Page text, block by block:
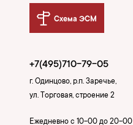
Схема ЭСМ
+7(495)710-79-05
г. Одинцово, р.п. Заречье,
ул. Торговая, строение 2
Ежедневно с 10-00 до 20-00